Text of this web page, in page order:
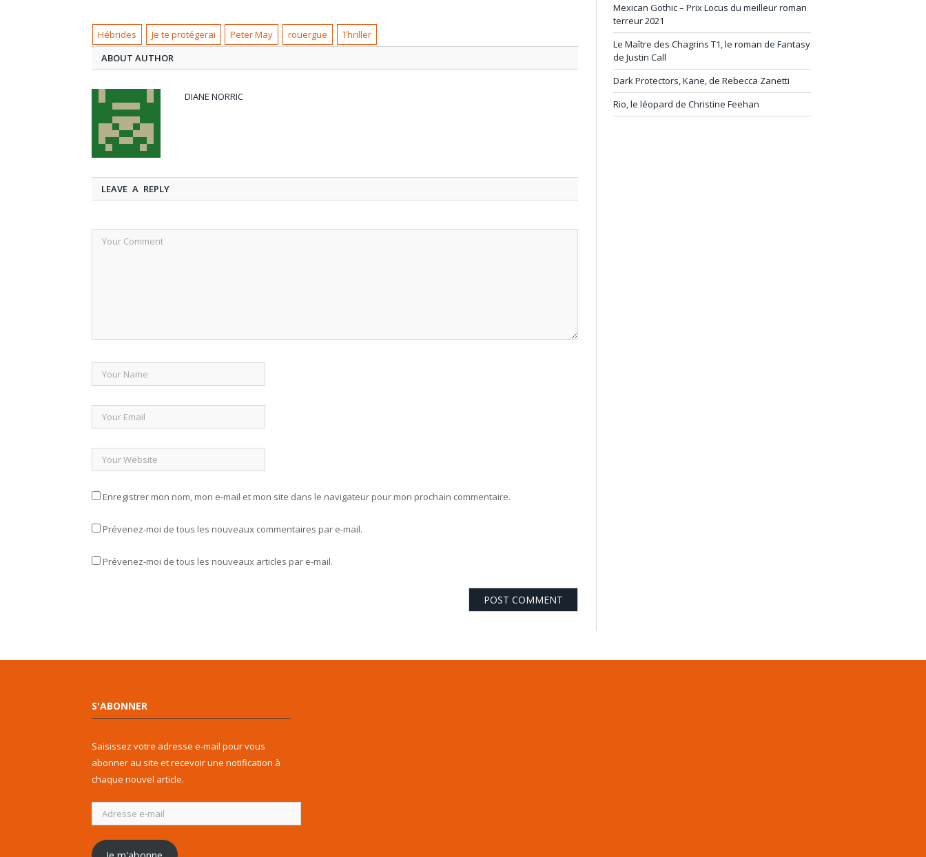
dans
une
nouvelle
fenêtre)
dans
une
nouvelle
fenêtre)
Hébrides Je te protégerai Peter May rouergue
Thriller
ABOUT AUTHOR
DIANE NORRIC
LEAVE A REPLY
Enregistrer mon nom, mon e-mail et mon site dans le navigateur pour mon prochain commentaire.
Prévenez-moi de tous les nouveaux commentaires par e-mail.
Prévenez-moi de tous les nouveaux articles par e-mail.
Mexican Gothic – Prix Locus du meilleur roman
terreur 2021
Le Maître des Chagrins T1, le roman de Fantasy
de Justin Call
Dark Protectors, Kane, de Rebecca Zanetti
Rio, le léopard de Christine Feehan
S'ABONNER
Saisissez votre adresse e-mail pour vous
abonner au site et recevoir une notification à
chaque nouvel article.
Adresse
e-
mail